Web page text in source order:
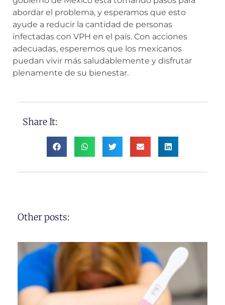
abordar el problema, y esperamos que esto
ayude a reducir la cantidad de personas
infectadas con VPH en el país. Con acciones
adecuadas, esperemos que los mexicanos
puedan vivir más saludablemente y disfrutar
plenamente de su bienestar.
Share It:
Other posts: